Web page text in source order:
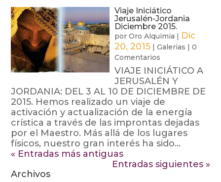
Viaje Iniciático
Jerusalén-Jordania
Diciembre 2015.
porOro Alquimia | Dic
20, 2015 |Galerias |0
Comentarios
VIAJE INICIÁTICO A
JERUSALÉN Y
JORDANIA: DEL 3 AL 10 DE DICIEMBRE DE
2015. Hemos realizado un viaje de
activación y actualización de la energía
crística a través de las improntas dejadas
por el Maestro. Más allá de los lugares
físicos, nuestro gran interés ha sido...
« Entradas más antiguas
Entradas siguientes »
Archivos